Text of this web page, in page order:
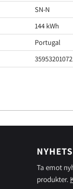
SN-N
144 kWh
Portugal
Ta emot
produkter.